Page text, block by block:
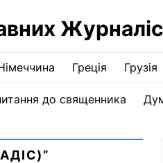
Греція Грузія
до священника